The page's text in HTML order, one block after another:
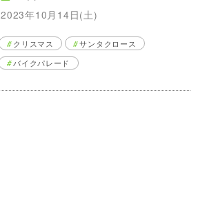
2023年10月14日(土)
クリスマス
サンタクロース
バイクパレード